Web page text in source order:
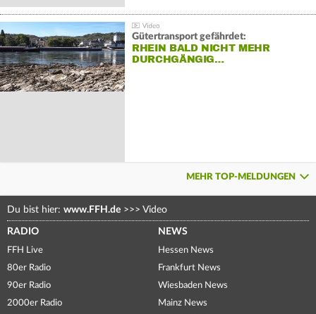
Gütertransport gefährdet:
RHEIN BALD NICHT MEHR
DURCHGÄNGIG…
MEHR TOP-MELDUNGEN
Du bist hier: www.FFH.de >>> Video
RADIO
FFH Live
80er Radio
90er Radio
2000er Radio
NEWS
Hessen News
Frankfurt News
Wiesbaden News
Mainz News